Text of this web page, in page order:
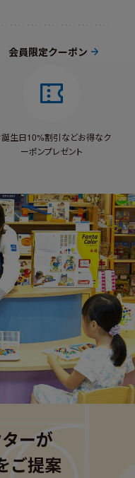
会員限定クーポン
誕生日10%割引などお得なク
ーポンプレゼント
ーが
ご提案